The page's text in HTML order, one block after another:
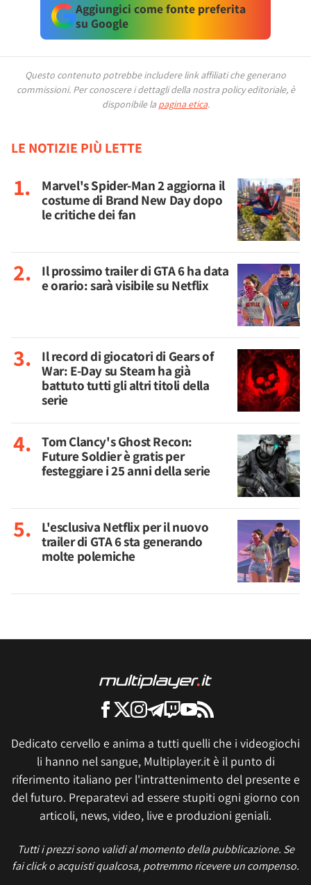
Aggiungici come fonte preferita
su Google
Questo contenuto potrebbe includere link affiliati che generano
commissioni. Per conoscere i dettagli della nostra policy editoriale, è
disponibile la pagina etica.
LE NOTIZIE PIÙ LETTE
Marvel's Spider-Man 2 aggiorna il
costume di Brand New Day dopo
le critiche dei fan
Il prossimo trailer di GTA 6 ha data
e orario: sarà visibile su Netflix
Il record di giocatori di Gears of
War: E-Day su Steam ha già
battuto tutti gli altri titoli della
serie
Tom Clancy's Ghost Recon:
Future Soldier è gratis per
festeggiare i 25 anni della serie
L'esclusiva Netflix per il nuovo
trailer di GTA 6 sta generando
molte polemiche
Dedicato cervello e anima a tutti quelli che i videogiochi
li hanno nel sangue, Multiplayer.it è il punto di
riferimento italiano per l'intrattenimento del presente e
del futuro. Preparatevi ad essere stupiti ogni giorno con
articoli, news, video, live e produzioni geniali.
Tutti i prezzi sono validi al momento della pubblicazione. Se
fai click o acquisti qualcosa, potremmo ricevere un compenso.